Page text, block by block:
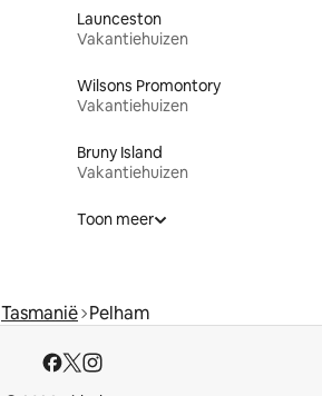
Launceston
Vakantiehuizen
Wilsons Promontory
Vakantiehuizen
Bruny Island
Vakantiehuizen
Toon meer
Tasmanië Pelham